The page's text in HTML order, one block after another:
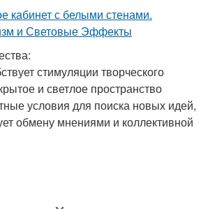
стимуляции творческого
и светлое пространство
условия для поиска новых идей,
обмену мнениями и коллективной